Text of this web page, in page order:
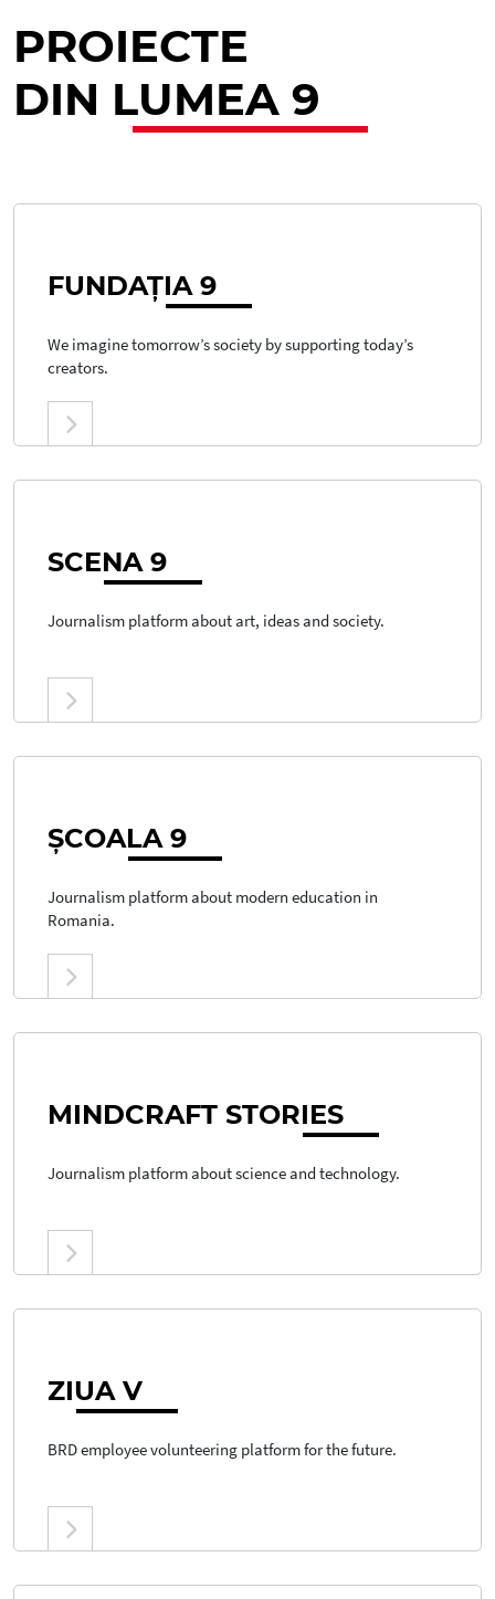
PROIECTE
DIN LUMEA 9
FUNDAȚIA 9
We imagine tomorrow’s society by supporting today’s
creators.
SCENA 9
Journalism platform about art, ideas and society.
ȘCOALA 9
Journalism platform about modern education in
Romania.
MINDCRAFT STORIES
Journalism platform about science and technology.
ZIUA V
BRD employee volunteering platform for the future.